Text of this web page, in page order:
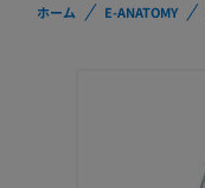
ホーム E-ANATOMY